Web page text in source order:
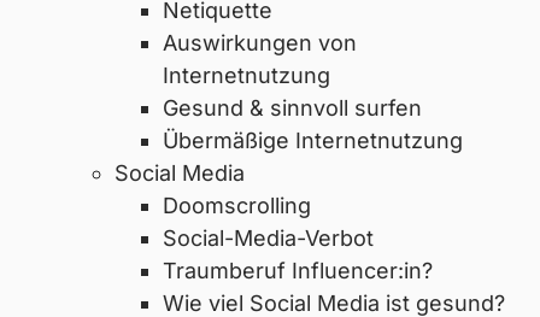
Netiquette
Auswirkungen von
Internetnutzung
Gesund & sinnvoll surfen
Übermäßige Internetnutzung
Social Media
Doomscrolling
Social-Media-Verbot
Traumberuf Influencer:in?
Wie viel Social Media ist gesund?